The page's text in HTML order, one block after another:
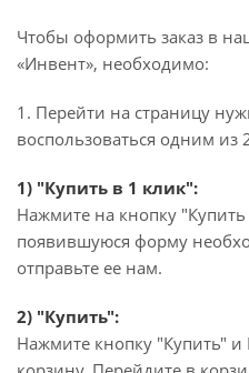
Чтобы оформить заказ в
«Инвент», необходимо:
1. Перейти на страницу
воспользоваться одним из
1) "Купить в 1 клик":
Нажмите на кнопку
появившуюся форму
отправьте ее нам.
2) "Купить":
Нажмите кнопку "Купить" и